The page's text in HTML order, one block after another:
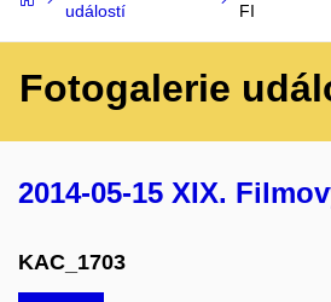
událostí
FI
Fotogalerie
2014-05-15 XIX.
KAC_1703